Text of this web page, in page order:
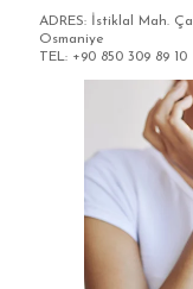
ADRES: İstiklal Mah.
Osmaniye
TEL: +90 850 309 89 10